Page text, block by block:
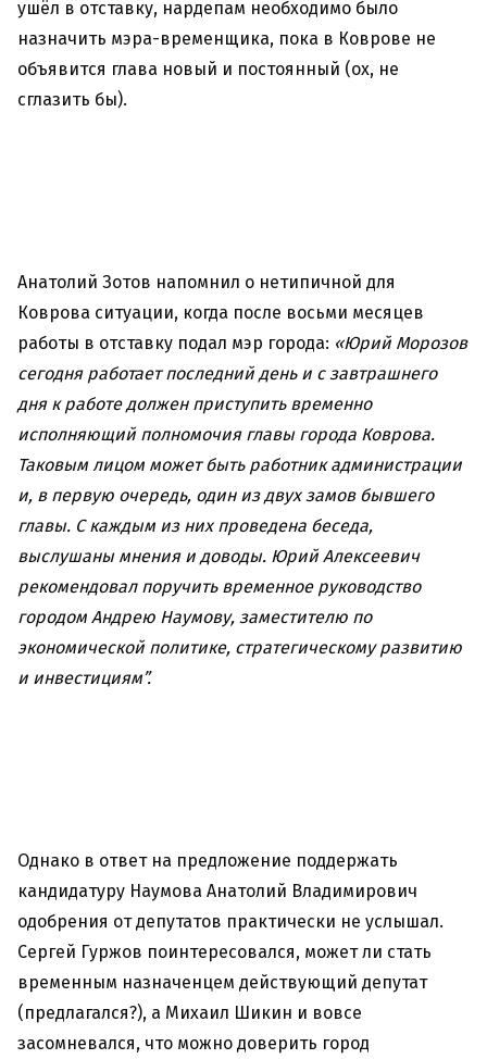
ушёл в отставку, нардепам необходимо было
назначить мэра-временщика, пока в Коврове не
объявится глава новый и постоянный (ох, не
сглазить бы).
Анатолий Зотов напомнил о нетипичной для
Коврова ситуации, когда после восьми месяцев
работы в отставку подал мэр города: «Юрий Морозов
сегодня работает последний день и с завтрашнего
дня к работе должен приступить временно
исполняющий полномочия главы города Коврова.
Таковым лицом может быть работник администрации
и, в первую очередь, один из двух замов бывшего
главы. С каждым из них проведена беседа,
выслушаны мнения и доводы. Юрий Алексеевич
рекомендовал поручить временное руководство
городом Андрею Наумову, заместителю по
экономической политике, стратегическому развитию
и инвестициям”.
Однако в ответ на предложение поддержать
кандидатуру Наумова Анатолий Владимирович
одобрения от депутатов практически не услышал.
Сергей Гуржов поинтересовался, может ли стать
временным назначенцем действующий депутат
(предлагался?), а Михаил Шикин и вовсе
засомневался, что можно доверить город